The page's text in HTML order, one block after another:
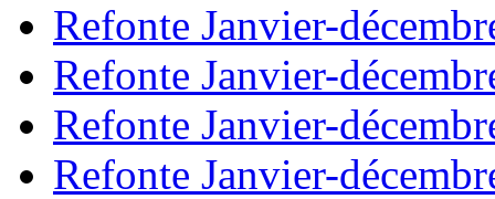
Refonte Janvier-
Refonte Janvier-
Refonte Janvier-
Refonte Janvier-